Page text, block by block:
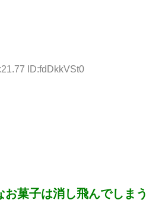
ID:fdDkkVSt0
菓子は消し飛んでしまう